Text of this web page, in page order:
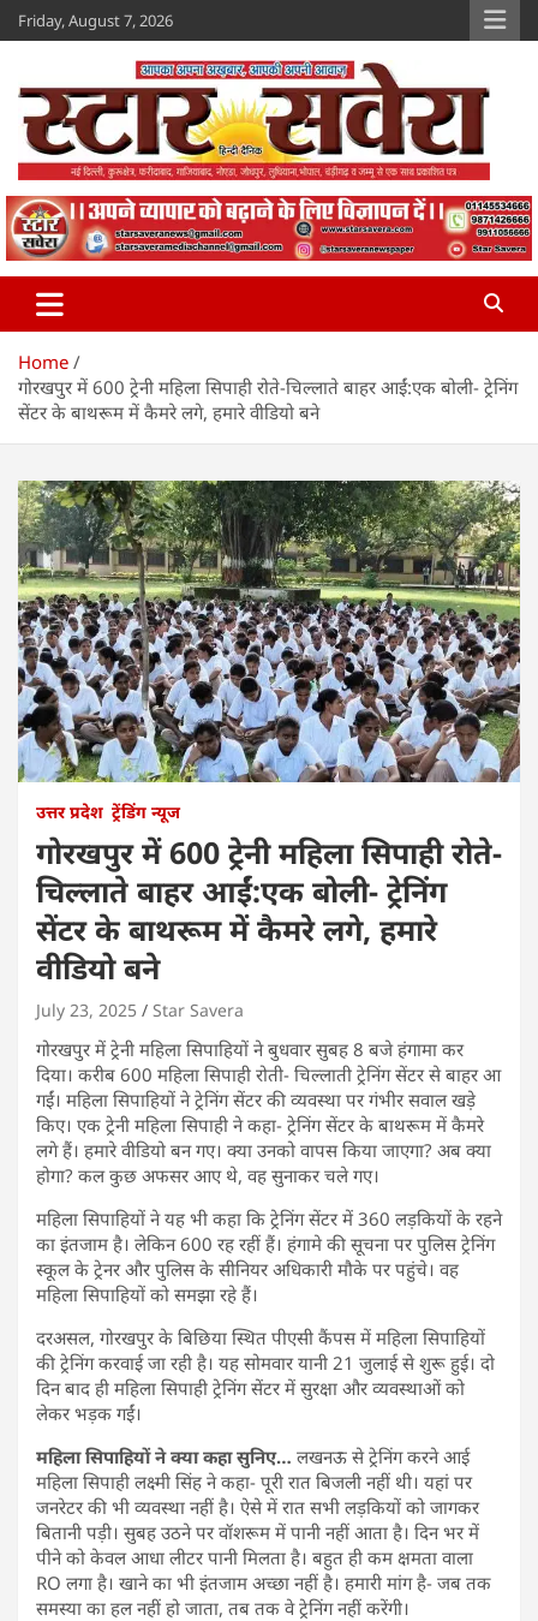
Skip
to
Friday, August 7, 2026
Star Savera
www.starsavera.com
Home
गोरखपुर में 600 ट्रेनी महिला सिपाही रोते-चिल्लाते बाहर आईं:एक बोली- ट्रेनिंग
सेंटर के बाथरूम में कैमरे लगे, हमारे वीडियो बने
उत्तर प्रदेश ट्रेंडिंग न्यूज
गोरखपुर में 600 ट्रेनी महिला सिपाही रोते-
चिल्लाते बाहर आईं:एक बोली- ट्रेनिंग
सेंटर के बाथरूम में कैमरे लगे, हमारे
वीडियो बने
July 23, 2025 Star Savera
गोरखपुर में ट्रेनी महिला सिपाहियों ने बुधवार सुबह 8 बजे हंगामा कर
दिया। करीब 600 महिला सिपाही रोती- चिल्लाती ट्रेनिंग सेंटर से बाहर आ
गईं। महिला सिपाहियों ने ट्रेनिंग सेंटर की व्यवस्था पर गंभीर सवाल खड़े
किए। एक ट्रेनी महिला सिपाही ने कहा- ट्रेनिंग सेंटर के बाथरूम में कैमरे
लगे हैं। हमारे वीडियो बन गए। क्या उनको वापस किया जाएगा? अब क्या
होगा? कल कुछ अफसर आए थे, वह सुनाकर चले गए।
महिला सिपाहियों ने यह भी कहा कि ट्रेनिंग सेंटर में 360 लड़कियों के रहने
का इंतजाम है। लेकिन 600 रह रहीं हैं। हंगामे की सूचना पर पुलिस ट्रेनिंग
स्कूल के ट्रेनर और पुलिस के सीनियर अधिकारी मौके पर पहुंचे। वह
महिला सिपाहियों को समझा रहे हैं।
दरअसल, गोरखपुर के बिछिया स्थित पीएसी कैंपस में महिला सिपाहियों
की ट्रेनिंग करवाई जा रही है। यह सोमवार यानी 21 जुलाई से शुरू हुई। दो
दिन बाद ही महिला सिपाही ट्रेनिंग सेंटर में सुरक्षा और व्यवस्थाओं को
लेकर भड़क गईं।
महिला सिपाहियों ने क्या कहा सुनिए… लखनऊ से ट्रेनिंग करने आई
महिला सिपाही लक्ष्मी सिंह ने कहा- पूरी रात बिजली नहीं थी। यहां पर
जनरेटर की भी व्यवस्था नहीं है। ऐसे में रात सभी लड़कियों को जागकर
बितानी पड़ी। सुबह उठने पर वॉशरूम में पानी नहीं आता है। दिन भर में
पीने को केवल आधा लीटर पानी मिलता है। बहुत ही कम क्षमता वाला
RO लगा है। खाने का भी इंतजाम अच्छा नहीं है। हमारी मांग है- जब तक
समस्या का हल नहीं हो जाता, तब तक वे ट्रेनिंग नहीं करेंगी।